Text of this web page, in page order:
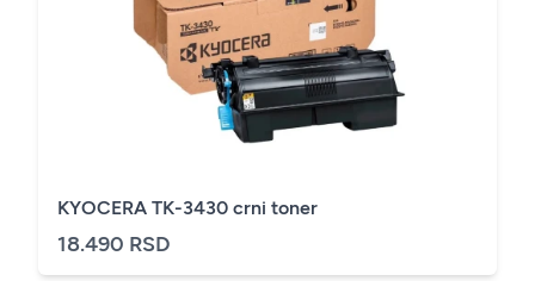
KYOCERA TK-3430 crni toner
18.490 RSD